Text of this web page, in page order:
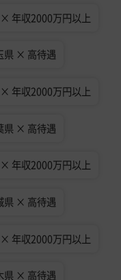
年収2000万円以上
県 × 高待遇
年収2000万円以上
県 × 高待遇
年収2000万円以上
県 × 高待遇
年収2000万円以上
県 × 高待遇